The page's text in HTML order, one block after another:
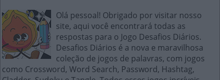
Olá pessoal! Obrigado por visitar nosso
site, aqui você encontrará todas as
respostas para o Jogo Desafios Diários.
Desafios Diários é a nova e maravilhosa
coleção de jogos de palavras, com jogos
como Crossword, Word Search, Password, Hashtag,